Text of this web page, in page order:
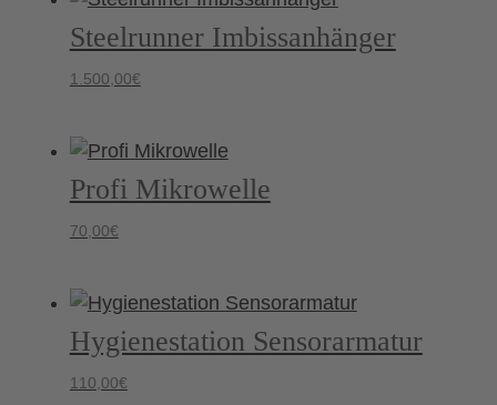
Steelrunner Imbissanhänger
1.500,00€
Profi Mikrowelle
70,00€
Hygienestation Sensorarmatur
110,00€